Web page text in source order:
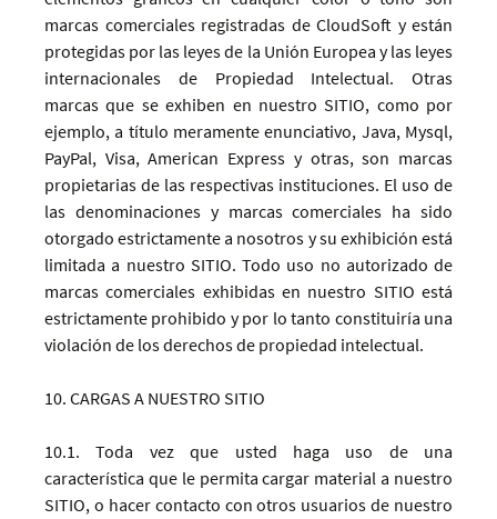
marcas comerciales registradas de CloudSoft y están
protegidas por las leyes de la Unión Europea y las leyes
internacionales de Propiedad Intelectual. Otras
marcas que se exhiben en nuestro SITIO, como por
ejemplo, a título meramente enunciativo, Java, Mysql,
PayPal, Visa, American Express y otras, son marcas
propietarias de las respectivas instituciones. El uso de
las denominaciones y marcas comerciales ha sido
otorgado estrictamente a nosotros y su exhibición está
limitada a nuestro SITIO. Todo uso no autorizado de
marcas comerciales exhibidas en nuestro SITIO está
estrictamente prohibido y por lo tanto constituiría una
violación de los derechos de propiedad intelectual.
10. CARGAS A NUESTRO SITIO
10.1. Toda vez que usted haga uso de una
característica que le permita cargar material a nuestro
SITIO, o hacer contacto con otros usuarios de nuestro